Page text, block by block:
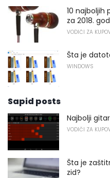
10 najboljih
za 2018.
VODIČI ZA
Šta je
WINDOWS
Sapid posts
Najbolji
VODIČI ZA
Šta je
zid?